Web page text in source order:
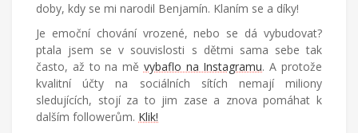
doby, kdy se mi narodil Benjamín. Klaním se a díky!
Je emoční chování vrozené, nebo se dá vybudovat?
ptala jsem se v souvislosti s dětmi sama sebe tak
často, až to na mě vybaflo na Instagramu. A protože
kvalitní účty na sociálních sítích nemají miliony
sledujících, stojí za to jim zase a znova pomáhat k
dalším followerům. Klik!